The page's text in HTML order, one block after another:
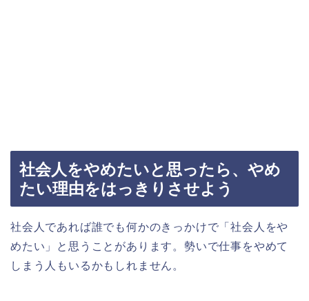
社会人をやめたいと思ったら、やめ
たい理由をはっきりさせよう
社会人であれば誰でも何かのきっかけで「社会人をや
めたい」と思うことがあります。勢いで仕事をやめて
しまう人もいるかもしれません。